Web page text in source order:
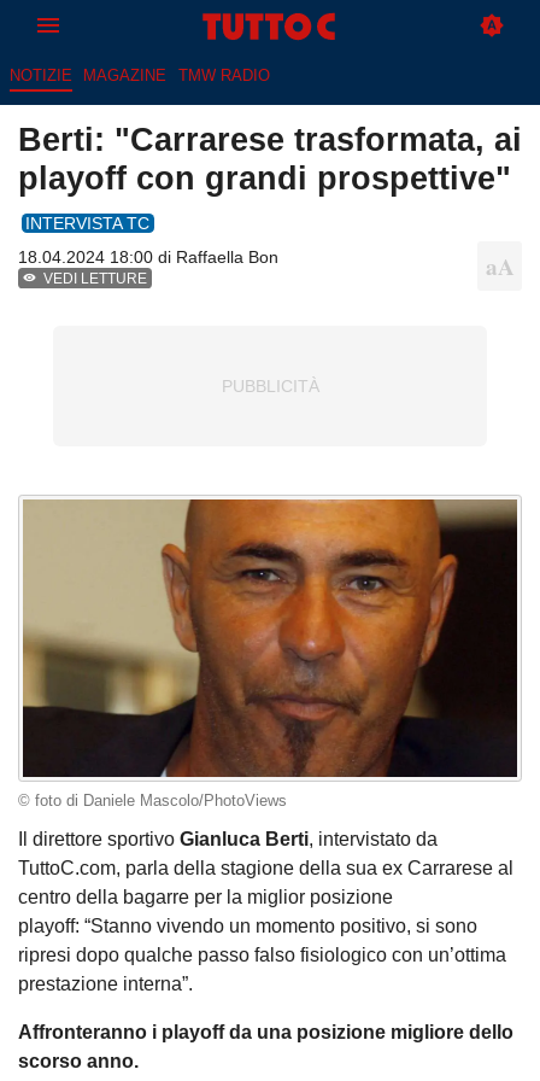
NOTIZIE MAGAZINE TMW RADIO
Berti: "Carrarese trasformata, ai
playoff con grandi prospettive"
INTERVISTA TC
18.04.2024 18:00 di Raffaella Bon
VEDI LETTURE
© foto di Daniele Mascolo/PhotoViews
Il direttore sportivo Gianluca Berti, intervistato da
TuttoC.com, parla della stagione della sua ex Carrarese al
centro della bagarre per la miglior posizione
playoff: “Stanno vivendo un momento positivo, si sono
ripresi dopo qualche passo falso fisiologico con un’ottima
prestazione interna”.
Affronteranno i playoff da una posizione migliore dello
scorso anno.